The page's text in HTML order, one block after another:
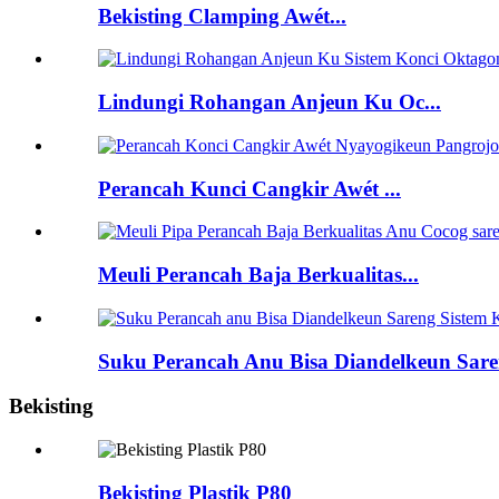
Bekisting Clamping Awét...
Lindungi Rohangan Anjeun Ku Oc...
Perancah Kunci Cangkir Awét ...
Meuli Perancah Baja Berkualitas...
Suku Perancah Anu Bisa Diandelkeun
Bekisting
Bekisting Plastik P80